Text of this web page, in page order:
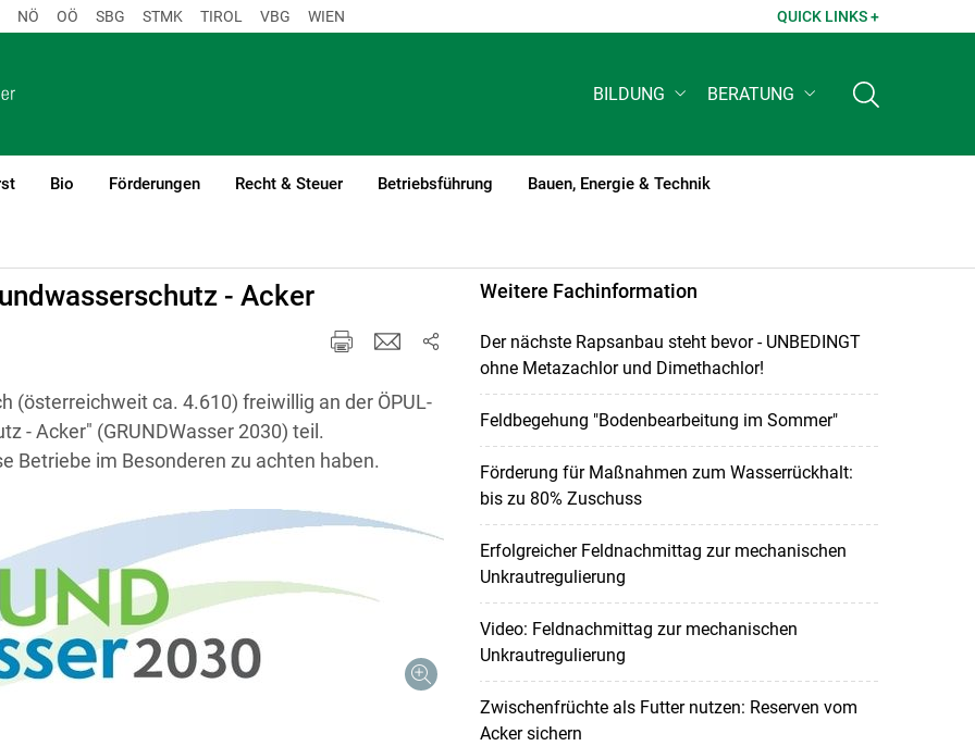
NÖ OÖ SBG STMK TIROL VBG WIEN QUICK LINKS +
BILDUNG BERATUNG
Bio Förderungen Recht & Steuer Betriebsführung Bauen, Energie & Technik
- Acker
(österreichweit ca. 4.610) freiwillig an der ÖPUL-
- Acker" (GRUNDWasser 2030) teil.
Betriebe im Besonderen zu achten haben.
Weitere Fachinformation
Der nächste Rapsanbau steht bevor - UNBEDINGT
ohne Metazachlor und Dimethachlor!
Feldbegehung "Bodenbearbeitung im Sommer"
Förderung für Maßnahmen zum Wasserrückhalt:
bis zu 80% Zuschuss
Erfolgreicher Feldnachmittag zur mechanischen
Unkrautregulierung
Video: Feldnachmittag zur mechanischen
Unkrautregulierung
Zwischenfrüchte als Futter nutzen: Reserven vom
Acker sichern